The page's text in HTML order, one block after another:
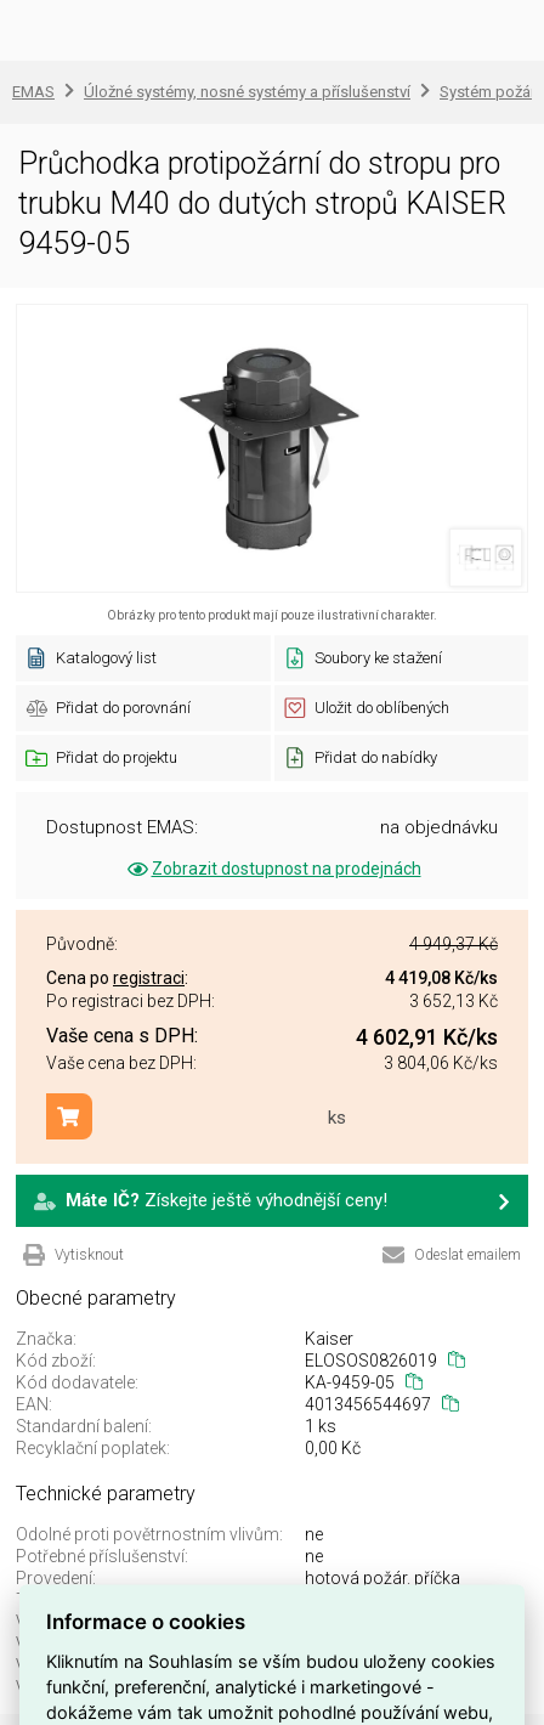
EMAS Úložné systémy, nosné systémy a příslušenství Systém
Průchodka protipožární do stropu pro
trubku M40 do dutých stropů KAISER
9459-05
Obrázky pro tento produkt mají pouze ilustrativní charakter.
Katalogový list Soubory ke stažení
Přidat do porovnání Uložit do oblíbených
Přidat do projektu Přidat do nabídky
Dostupnost EMAS: na objednávku
Zobrazit dostupnost na prodejnách
Původně:
4 949,37 Kč
Cena po registraci: 4 419,08 Kč/ks
Po registraci bez DPH:
3 652,13 Kč
Vaše cena s DPH: 4 602,91 Kč/ks
Vaše cena bez DPH: 3 804,06 Kč/ks
ks
Přidat do košíku
Máte IČ? Získejte ještě výhodnější ceny!
Vytisknout Odeslat emailem
Obecné parametry
Značka:
Kaiser
Kód zboží:
ELOSOS0826019
Kód dodavatele:
KA-9459-05
EAN:
4013456544697
Standardní balení:
1 ks
Recyklační poplatek:
0,00 Kč
Technické parametry
Odolné proti povětrnostním vlivům:
ne
Potřebné příslušenství:
ne
Provedení:
hotová požár. příčka
Tvar:
Vhodné pro max. průměr kabelu:
Vnější průměr:
Vnější výška:
174 mm
Vnitřní průměr:
40 mm
Informace o cookies
Kliknutím na Souhlasím se vším budou uloženy cookies
funkční, preferenční, analytické i marketingové -
dokážeme vám tak umožnit pohodlné používání webu,